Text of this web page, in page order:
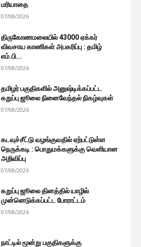
மரியாதை
07/08/2026
திருகோணமலையில் 43000 ஏக்கர்
விவசாய காணிகள் அபகரிப்பு : தமிழ்
எம்.பி...
07/08/2026
தமிழர் பகுதிகளில் அனுஷ்டிக்கப்பட்ட
கறுப்பு ஜூலை நினைவேந்தல் நிகழ்வுகள்
07/08/2026
கடவுச்சீட்டு வழங்குவதில் ஏற்பட்டுள்ள
நெருக்கடி : பொதுமக்களுக்கு வெளியான
அறிவிப்பு
07/08/2026
கறுப்பு ஜூலை தினத்தில் யாழில்
முன்னெடுக்கப்பட்ட போராட்டம்
07/08/2026
நாட்டில் மூன்று பகுதிகளுக்கு